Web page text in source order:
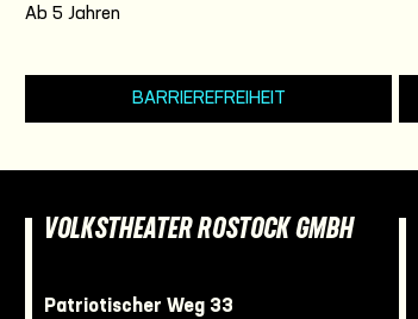
Ab 5 Jahren
BARRIEREFREIHEIT
VOLKSTHEATER ROSTOCK GMBH
Patriotischer Weg 33